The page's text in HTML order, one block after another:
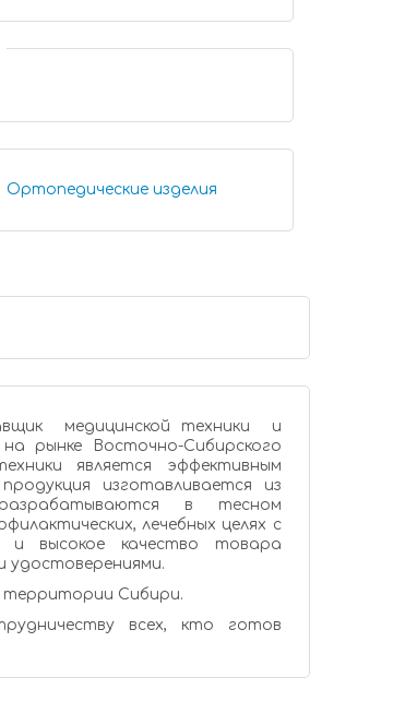
Ортопедические изделия
в тесном
удостоверениями.
территории Сибири.